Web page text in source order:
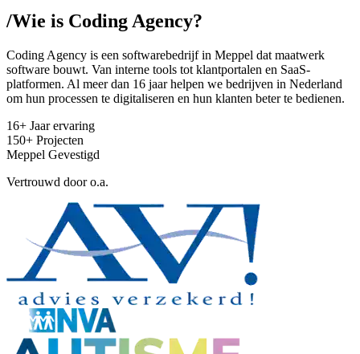
/Wie is Coding Agency?
Coding Agency is een softwarebedrijf in Meppel dat maatwerk
software bouwt. Van interne tools tot klantportalen en SaaS-
platformen. Al meer dan 16 jaar helpen we bedrijven in Nederland
om hun processen te digitaliseren en hun klanten beter te bedienen.
16+ Jaar ervaring
150+ Projecten
Meppel Gevestigd
Vertrouwd door o.a.